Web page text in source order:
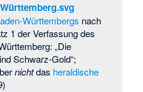
Württembergs nach
1 der Verfassung des
„Die
Schwarz-Gold“;
nichtdas heraldische